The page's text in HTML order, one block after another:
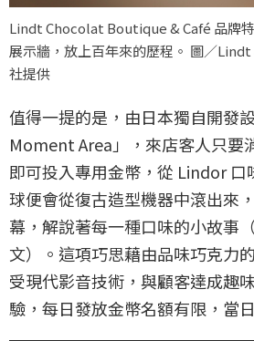
Lindt Chocolat Boutique & Café 品牌
展示牆，放上百年來的歷程。 圖／
社提供
值得一提的是，由日本獨自開發
Moment Area」，來店客人只要
即可投入專用金幣，從 Lindor 口
球便會從復古造型機器中滾出來
幕，解說著每一種口味的小故事
文）。這項巧思藉由品味巧克力
受現代影音技術，與顧客達成趣
驗，每日發放金幣名額有限，當